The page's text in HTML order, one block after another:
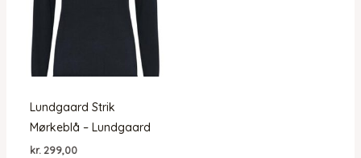
Lundgaard Strik
Mørkeblå – Lundgaard
kr. 299,00